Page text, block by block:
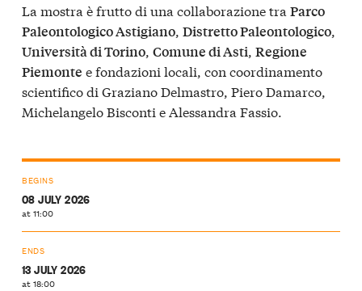
La mostra è frutto di una collaborazione tra Parco
Paleontologico Astigiano, Distretto Paleontologico,
Università di Torino, Comune di Asti, Regione
Piemonte e fondazioni locali, con coordinamento
scientifico di Graziano Delmastro, Piero Damarco,
Michelangelo Bisconti e Alessandra Fassio.
BEGINS
08 JULY 2026
at 11:00
ENDS
13 JULY 2026
at 18:00